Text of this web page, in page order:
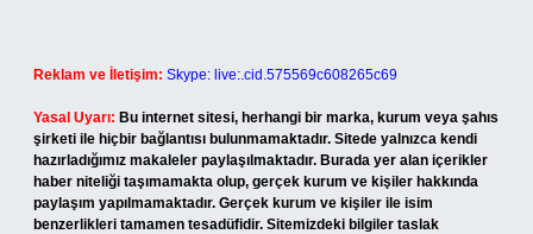
Reklam ve İletişim: Skype: live:.cid.575569c608265c69
Yasal Uyarı: Bu internet sitesi, herhangi bir marka, kurum veya şahıs
şirketi ile hiçbir bağlantısı bulunmamaktadır. Sitede yalnızca kendi
hazırladığımız makaleler paylaşılmaktadır. Burada yer alan içerikler
haber niteliği taşımamakta olup, gerçek kurum ve kişiler hakkında
paylaşım yapılmamaktadır. Gerçek kurum ve kişiler ile isim
benzerlikleri tamamen tesadüfidir. Sitemizdeki bilgiler taslak